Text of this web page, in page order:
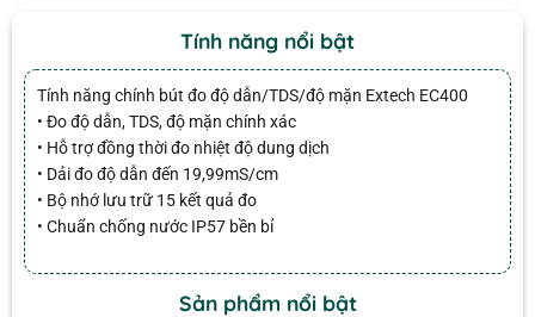
Tính năng nổi bật
Tính năng chính bút đo độ dẫn/TDS/độ mặn Extech EC400
• Đo độ dẫn, TDS, độ mặn chính xác
• Hỗ trợ đồng thời đo nhiệt độ dung dịch
• Dải đo độ dẫn đến 19,99mS/cm
• Bộ nhớ lưu trữ 15 kết quả đo
• Chuẩn chống nước IP57 bền bỉ
Sản phẩm nổi bật